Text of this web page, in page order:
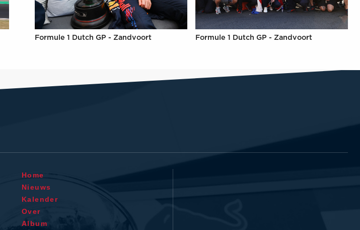
Formule 1 Dutch GP - Zandvoort Formule 1 Dutch GP - Zandvoort
Home
Nieuws
Kalender
Over
Album